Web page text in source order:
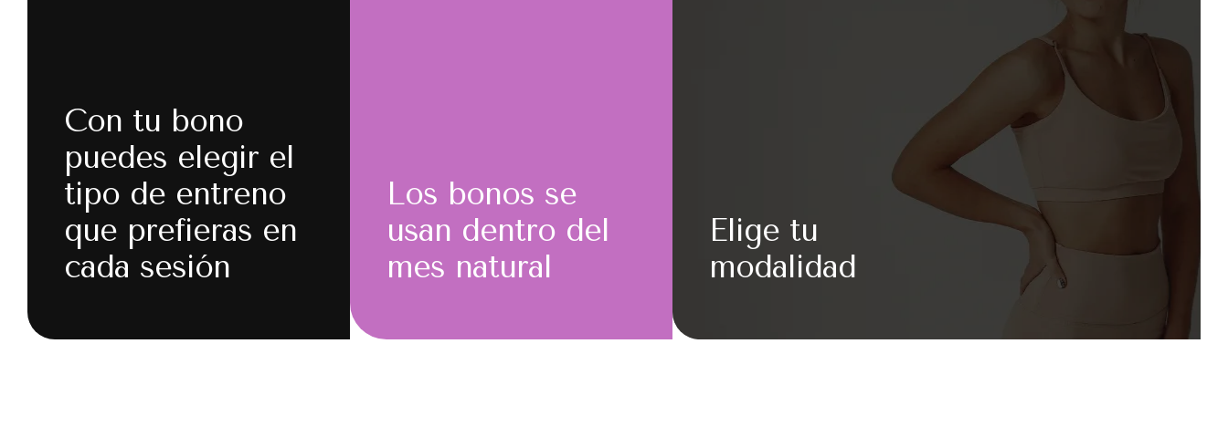
Con tu bono
puedes elegir el
tipo de entreno
que prefieras en
cada sesión
para embarazadas.
Los bonos se
usan dentro del
mes natural
Elige tu
modalidad